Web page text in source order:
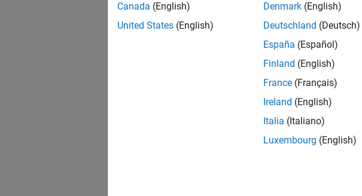
Canada (English)
United States (English)
Denmark (English)
Deutschland (Deutsch)
España (Español)
Finland (English)
France (Français)
Ireland (English)
Italia (Italiano)
Luxembourg (English)